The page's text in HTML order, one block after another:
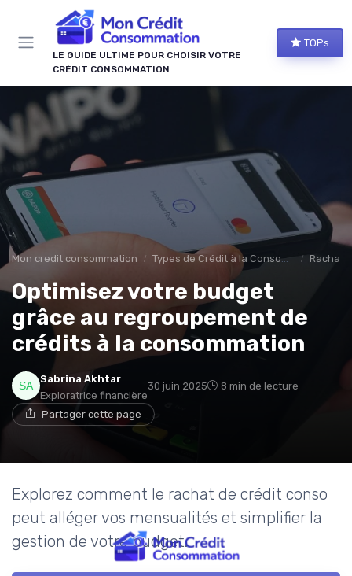
LE GUIDE ULTIME POUR CHOISIR VOTRE
CRÉDIT CONSOMMATION
TOPs
Mon credit consommation Types de Crédit à la Consommation Rachat
Optimisez votre budget
grâce au regroupement de
crédits à la consommation
Sabrina Akhtar
Exploratrice financière
30 juin 2025 8 min de lecture
Partager cette page
Explorez comment le rachat de crédit conso
peut alléger vos mensualités et simplifier la
gestion de votre budget.
Panneau de gestion des cookies